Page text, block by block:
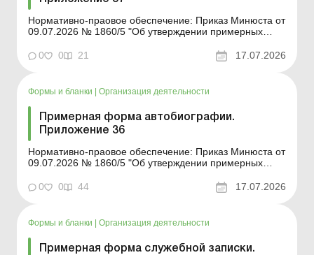
Нормативно-праовое обеспечение: Приказ Минюста от
09.07.2026 № 1860/5 "Об утверждении примерных
документов, создаваемых во время деятельности
0 0 21 17.07.2026
Формы и бланки Организация деятельности
Примерная форма автобиографии.
Приложение 36
Нормативно-праовое обеспечение: Приказ Минюста от
09.07.2026 № 1860/5 "Об утверждении примерных
документов, создаваемых во время деятельности
0 0 44 17.07.2026
Формы и бланки Организация деятельности
Примерная форма служебной записки.